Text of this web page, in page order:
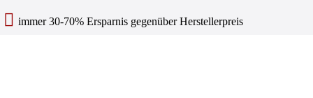
immer 30-70% Ersparnis gegenüber Herstellerpreis